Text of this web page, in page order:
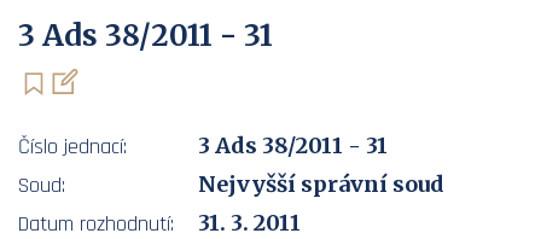
3 Ads 38/2011 - 31
Číslo jednací:
3 Ads 38/2011 - 31
Soud:
Nejvyšší správní soud
Datum rozhodnutí:
31. 3. 2011